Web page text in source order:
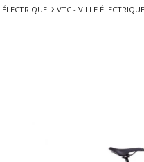
ÉLECTRIQUE VTC - VILLE ÉLECTRIQUE